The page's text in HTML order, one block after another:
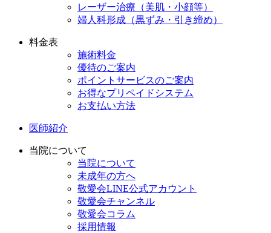
レーザー治療（美肌・小顔等）
婦人科形成（黒ずみ・引き締め）
料金表
施術料金
優待のご案内
ポイントサービスのご案内
お得なプリペイドシステム
お支払い方法
医師紹介
当院について
当院について
未成年の方へ
敬愛会LINE公式アカウント
敬愛会チャンネル
敬愛会コラム
採用情報